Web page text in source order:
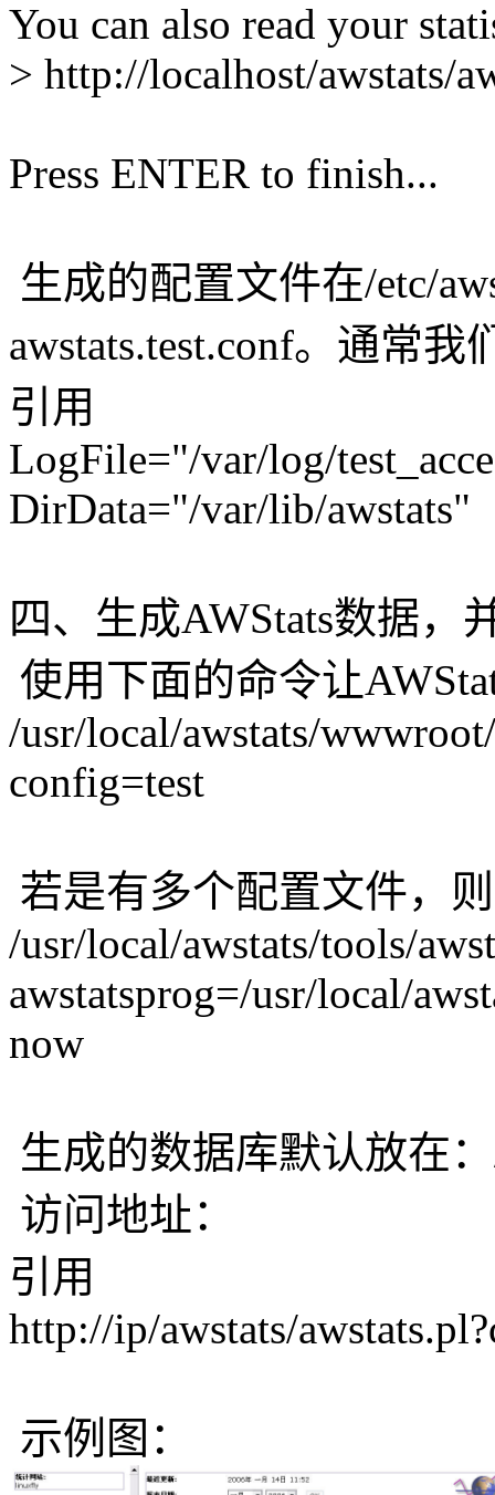
You can also read your
> http://localhost/awstats/
Press ENTER to finish...
生成的配置文件在/etc/
awstats.test.conf。通常
引用
LogFile="/var/log/
DirData="/var/lib/awstats"
四、生成AWStats数据，
使用下面的命令让
/usr/local/awstats/
config=test
若是有多个配置文件，
/usr/local/awstats/tools/
awstatsprog=/usr/local/
now
生成的数据库默认放在
访问地址：
引用
http://ip/awstats/
示例图：